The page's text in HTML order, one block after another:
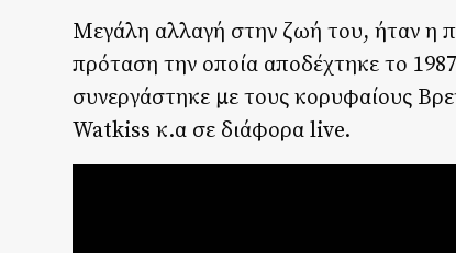
Mεγάλη αλλαγή στην ζωή του, ήταν η
πρόταση την οποία αποδέχτηκε το
συνεργάστηκε με τους κορυφαίους
Watkiss κ.α σε διάφορα live.